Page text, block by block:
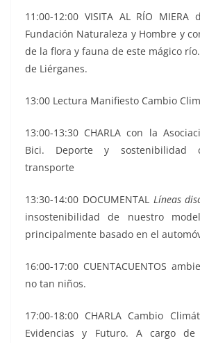
11:00-12:00 VISITA AL RÍO
Fundación Naturaleza y Hombre y
de la flora y fauna de este mágico
de Liérganes.
13:00 Lectura Manifiesto Cambio
13:00-13:30 CHARLA con la
Bici. Deporte y sostenibilidad
transporte
13:30-14:00 DOCUMENTAL Líneas
insostenibilidad de nuestro
principalmente basado en el
16:00-17:00 CUENTACUENTOS
no tan niños.
17:00-18:00 CHARLA Cambio
Evidencias y Futuro. A cargo de